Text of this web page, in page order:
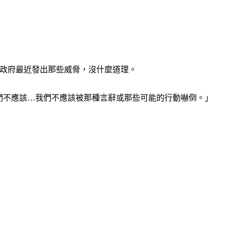
府最近發出那些威脅，沒什麼道理。
應該…我們不應該被那種言辭或那些可能的行動嚇倒。」